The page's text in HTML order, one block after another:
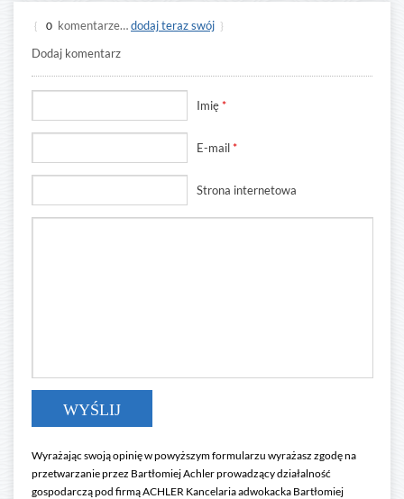
{ 0 komentarze…dodaj teraz swój }
Dodaj komentarz
Imię*
E-mail*
Strona internetowa
Wyrażając swoją opinię w powyższym formularzu wyrażasz zgodę na
przetwarzanie przez Bartłomiej Achler prowadzący działalność
gospodarczą pod firmą ACHLER Kancelaria adwokacka Bartłomiej